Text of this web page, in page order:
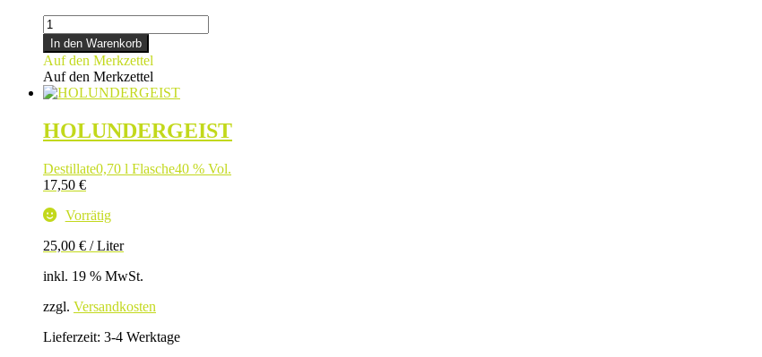
HIMBEERGEIST
Menge
In den Warenkorb
Auf den Merkzettel
Auf den Merkzettel
HOLUNDERGEIST
Destillate0,70 l Flasche40 % Vol.
17,50 €
Vorrätig
25,00 € /Liter
inkl. 19 % MwSt.
zzgl. Versandkosten
Lieferzeit: 3-4 Werktage